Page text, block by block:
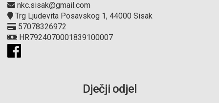
nkc.sisak@gmail.com
Trg Ljudevita Posavskog 1, 44000 Sisak
57078326972
HR7924070001839100007
Dječji odjel